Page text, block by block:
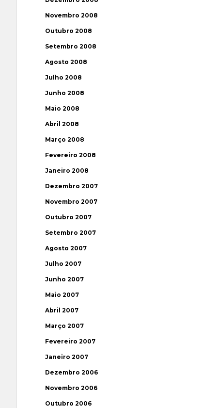
Novembro 2008
Outubro 2008
Setembro 2008
Agosto 2008
Julho 2008
Junho 2008
Maio 2008
Abril 2008
Março 2008
Fevereiro 2008
Janeiro 2008
Dezembro 2007
Novembro 2007
Outubro 2007
Setembro 2007
Agosto 2007
Julho 2007
Junho 2007
Maio 2007
Abril 2007
Março 2007
Fevereiro 2007
Janeiro 2007
Dezembro 2006
Novembro 2006
Outubro 2006